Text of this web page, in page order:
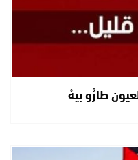
طَارُو بيهْ